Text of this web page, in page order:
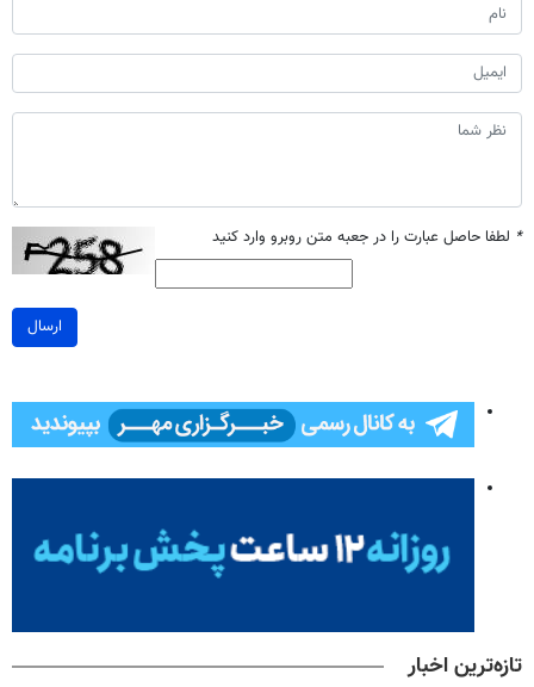
* لطفا حاصل عبارت را در جعبه متن روبرو وارد کنید
ارسال
تازه‌ترین اخبار